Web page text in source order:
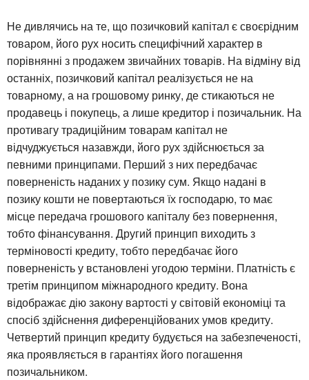
Не дивлячись на те, що позичковий капітал є своєрідним
товаром, його рух носить специфічний характер в
порівнянні з продажем звичайних товарів. На відміну від
останніх, позичковий капітал реалізується не на
товарному, а на грошовому ринку, де стикаються не
продавець і покупець, а лише кредитор і позичальник. На
противагу традиційним товарам капітал не
відчуджується назавжди, його рух здійснюється за
певними принципами. Перший з них передбачає
поверненість наданих у позику сум. Якщо надані в
позику кошти не повертаються їх господарю, то має
місце передача грошового капіталу без повернення,
тобто фінансування. Другий принцип виходить з
терміновості кредиту, тобто передбачає його
поверненість у встановлені угодою терміни. Платність є
третім принципом міжнародного кредиту. Вона
відображає дію закону вартості у світовій економіці та
спосіб здійснення диференційованих умов кредиту.
Четвертий принцип кредиту будується на забезпеченості,
яка проявляється в гарантіях його погашення
позичальником.